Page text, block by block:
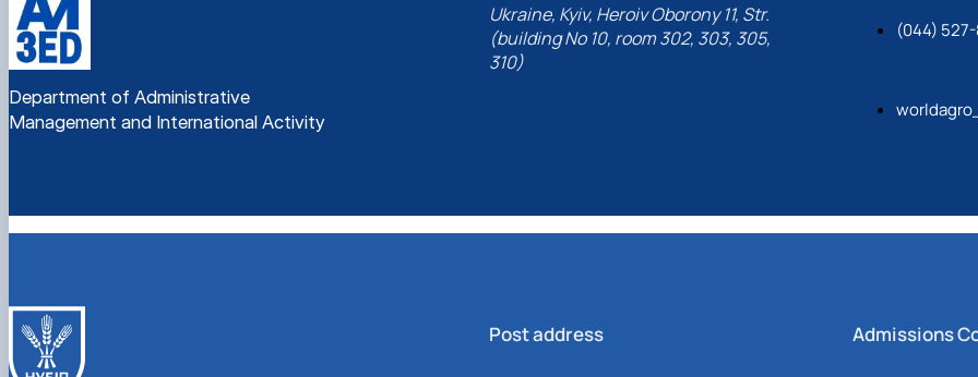
Department of Administrative
Management and International Activity
Ukraine, Kyiv, Heroiv Oborony 11, Str.
(building No 10, room 302, 303, 305,
310)
(044)
Post address Admissions